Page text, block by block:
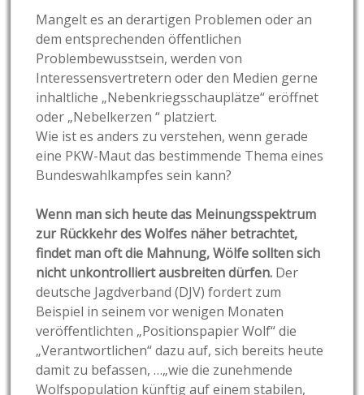
Mangelt es an derartigen Problemen oder an
dem entsprechenden öffentlichen
Problembewusstsein, werden von
Interessensvertretern oder den Medien gerne
inhaltliche „Nebenkriegsschauplätze“ eröffnet
oder „Nebelkerzen “ platziert.
Wie ist es anders zu verstehen, wenn gerade
eine PKW-Maut das bestimmende Thema eines
Bundeswahlkampfes sein kann?
Wenn man sich heute das Meinungsspektrum
zur Rückkehr des Wolfes näher betrachtet,
findet man oft die Mahnung, Wölfe sollten sich
nicht unkontrolliert ausbreiten dürfen. Der
deutsche Jagdverband (DJV) fordert zum
Beispiel in seinem vor wenigen Monaten
veröffentlichten „Positionspapier Wolf“ die
„Verantwortlichen“ dazu auf, sich bereits heute
damit zu befassen, …„wie die zunehmende
Wolfspopulation künftig auf einem stabilen,